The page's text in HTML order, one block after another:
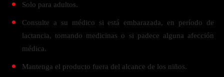
Solo para adultos.
Consulte a su médico si está embarazada, en período de
lactancia, tomando medicinas o si padece alguna afección
médica.
Mantenga el producto fuera del alcance de los niños.